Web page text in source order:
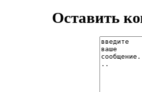
Оставить